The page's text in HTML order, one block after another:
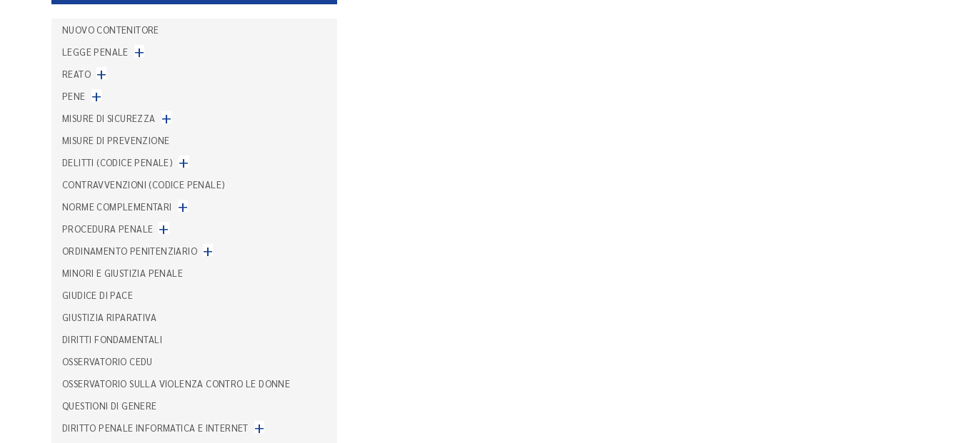
NUOVO CONTENITORE
LEGGE PENALE +
REATO +
PENE +
MISURE DI SICUREZZA +
MISURE DI PREVENZIONE
DELITTI (CODICE PENALE) +
CONTRAVVENZIONI (CODICE PENALE)
NORME COMPLEMENTARI
+
PROCEDURA PENALE +
ORDINAMENTO PENITENZIARIO +
MINORI E GIUSTIZIA PENALE
GIUDICE DI PACE
GIUSTIZIA RIPARATIVA
DIRITTI FONDAMENTALI
OSSERVATORIO CEDU
OSSERVATORIO SULLA VIOLENZA CONTRO LE DONNE
QUESTIONI DI GENERE
DIRITTO PENALE INFORMATICA E INTERNET +